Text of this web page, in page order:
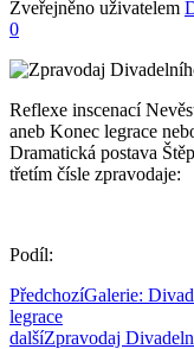
Zveřejněno uživatelem
0
Reflexe inscenací
aneb Konec legrace
Dramatická postava
třetím čísle zpravodaje:
Podíl:
PředchozíGalerie:
legrace
dalšíZpravodaj